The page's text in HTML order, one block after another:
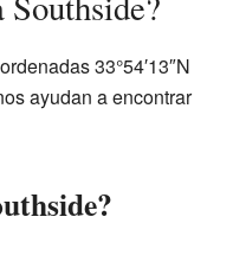
33°54′13″N
ayudan a encontrar